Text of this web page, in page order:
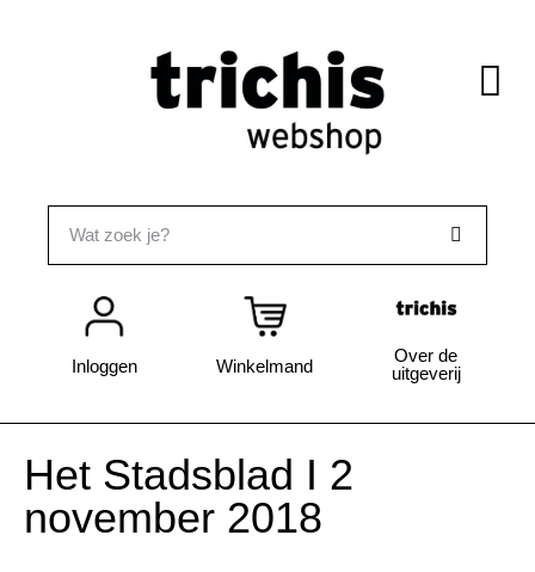
Inloggen Winkelmand
Over de
uitgeverij
Het Stadsblad I 2
november 2018